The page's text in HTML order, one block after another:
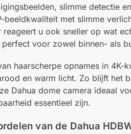
slimme detectie
beeldkwaliteit met slimme
reageert u ook sneller op wat
voor zowel binnen- als
haarscherpe opnames in
en warm licht. Zo blijft het
Dahua dome camera ideaal
essentieel zijn.
van de Dahua